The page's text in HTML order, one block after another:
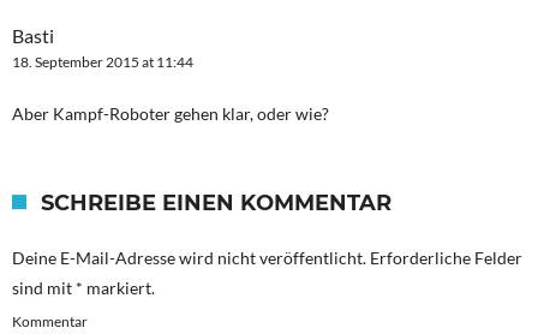
Basti
18. September 2015 at 11:44
Aber Kampf-Roboter gehen klar, oder wie?
SCHREIBE EINEN KOMMENTAR
Deine E-Mail-Adresse wird nicht veröffentlicht. Erforderliche Felder
sind mit * markiert.
Kommentar